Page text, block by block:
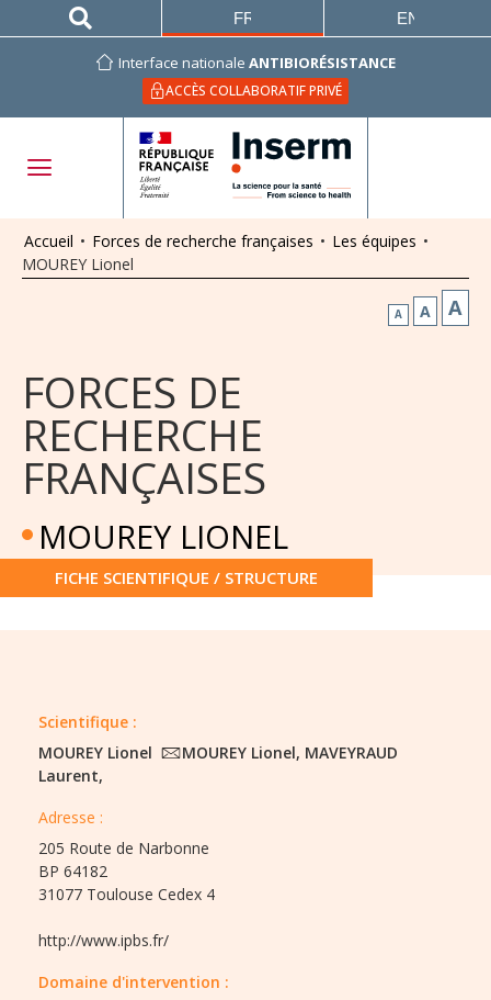
Interface nationale ANTIBIORÉSISTANCE
ACCÈS COLLABORATIF PRIVÉ
FRANÇAIS ENGLISH
Accueil • Forces de recherche françaises • Les équipes •
MOUREY Lionel
A A A
FORCES DE
RECHERCHE
FRANÇAISES
MOUREY LIONEL
FICHE SCIENTIFIQUE / STRUCTURE
Scientifique :
MOUREY Lionel
MOUREY Lionel, MAVEYRAUD
Laurent,
Adresse :
205 Route de Narbonne
BP 64182
31077 Toulouse Cedex 4
http://www.ipbs.fr/
Domaine d'intervention :